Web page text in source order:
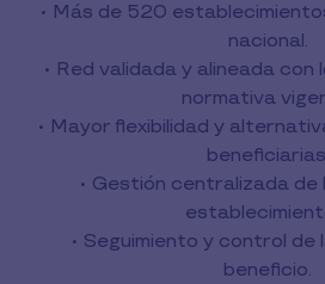
• Más de 520
nacional.
• Red validada y alineada
normativa
• Mayor flexibilidad y
• Gestión centralizada de
• Seguimiento y control de
beneficio.